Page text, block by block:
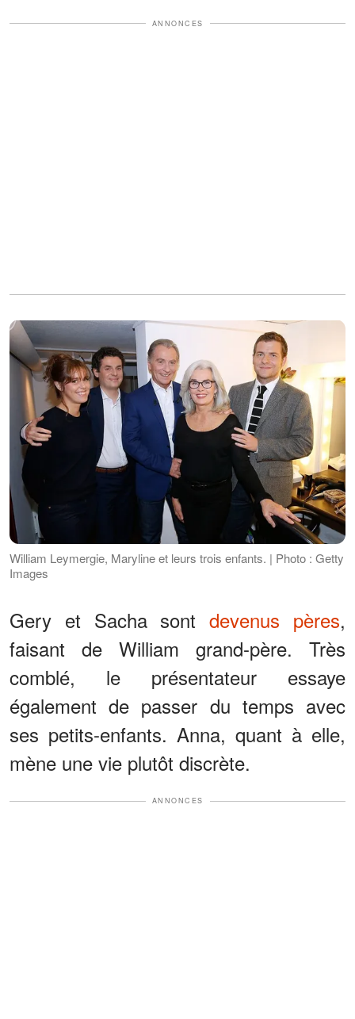
ANNONCES
William Leymergie, Maryline et leurs trois enfants. | Photo : Getty
Images
Gery et Sacha sontdevenus pères,
faisant de William grand-père. Très
comblé, le présentateur essaye
également de passer du temps avec
ses petits-enfants. Anna, quant à elle,
mène une vie plutôt discrète.
ANNONCES